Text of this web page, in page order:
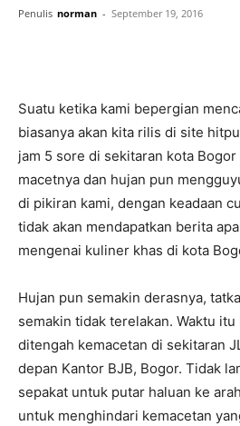
Penulis norman - September 19, 2016
Suatu ketika kami bepergian
biasanya akan kita rilis di site
jam 5 sore di sekitaran kota
macetnya dan hujan pun
di pikiran kami, dengan keadaan
tidak akan mendapatkan berita
mengenai kuliner khas di kota
Hujan pun semakin derasnya,
semakin tidak terelakan. Waktu
ditengah kemacetan di sekitaran
depan Kantor BJB, Bogor. Tidak
sepakat untuk putar haluan ke
untuk menghindari kemacetan